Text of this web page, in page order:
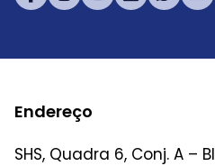
Endereço
SHS, Quadra 6, Conj. A –